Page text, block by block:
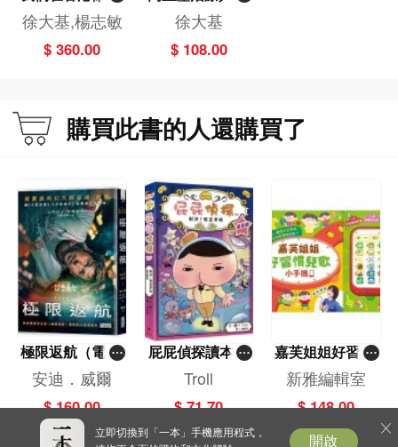
醫醫案輯
徐大基,楊志敏
$ 360.00
醫調養
徐大基
$ 108.00
購買此書的人還購買了
極限返航（電影
書衣典藏版）
（獨家收錄作者
訪談）
安迪．威爾
$ 160.00
屁屁偵探讀本(1
3)－－對決！怪
篇）
Troll
$ 71.70
嘉芙姐姐好習慣
兒歌小手機
新雅編輯室
$ 148.00
立即切換到「一本」手機應用程式，
開啟